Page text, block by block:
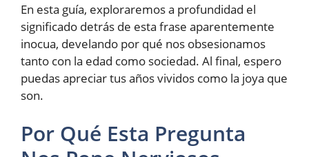
En esta guía, exploraremos a profundidad el
significado detrás de esta frase aparentemente
inocua, develando por qué nos obsesionamos
tanto con la edad como sociedad. Al final, espero
puedas apreciar tus años vividos como la joya que
son.
Por Qué Esta Pregunta